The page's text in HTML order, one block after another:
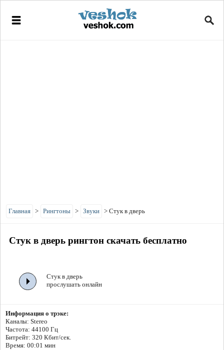
Главная > Рингтоны > Звуки > Стук в дверь
Стук в дверь рингтон скачать бесплатно
Стук в дверь
прослушать онлайн
Информация о трэке:
Каналы: Stereo
Частота: 44100 Гц
Битрейт: 320 Кбит/сек.
Время: 00:01 мин